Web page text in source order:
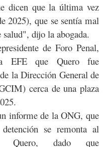
dicen que la última vez
2025), que se sentía mal
dijo la abogada.
de Foro Penal,
EFE que Quero fue
la Dirección General de
cerca de una plaza
informe de la ONG, que
se remonta al
Quero, dado que